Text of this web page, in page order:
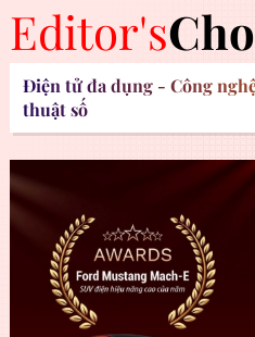
Editor's
Điện tử đa dụng - Công
thuật số